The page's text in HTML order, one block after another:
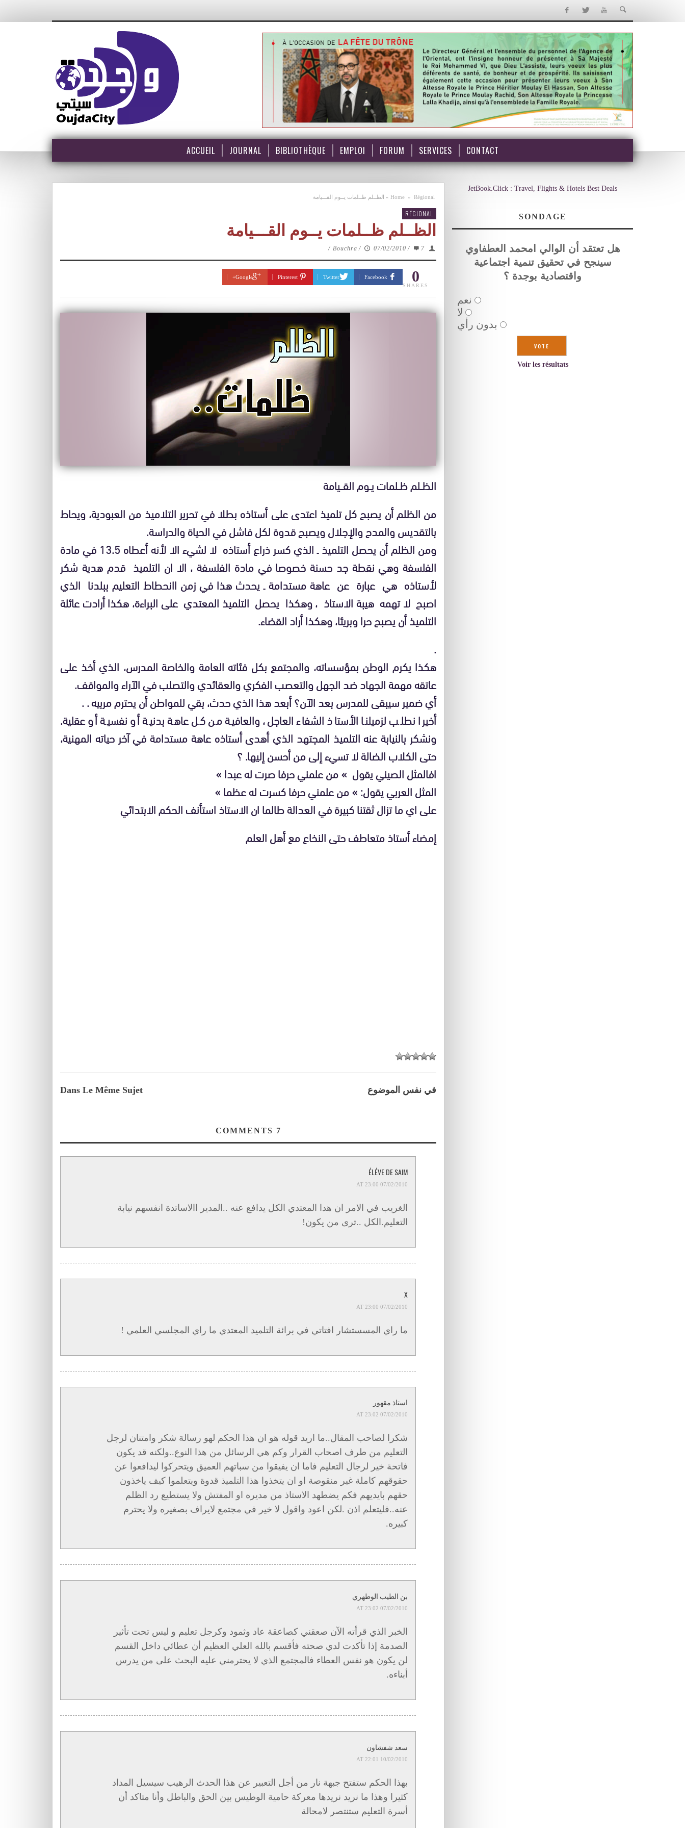
ACCUEIL JOURNAL BIBLIOTHÈQUE EMPLOI FORUM SERVICES CONTACT
Home » Régional
» الظــلم ظــلمات يــوم القـــيامة
RÉGIONAL
الظــلم ظــلمات يــوم القـــيامة
Bouchra / 07/02/2010 / 7
/
0
SHARES
Facebook
Twitter
Pinterest
Google+
الظــلم ظــلمات يــوم القـــيامة
من الظلم أن يصبح كل تلميذ اعتدى على أستاذه بطلا في تحرير التلاميذ من العبودية، ويحاط
بالتقديس والمدح والإجلال ويصبح قدوة لكل فاشل في الحياة والدراسة.
ومن الظلم أن يحصل التلميذ ـ الذي كسر ذراع أستاذه لا لشيء الا لأنه أعطاه 13.5 في مادة
الفلسفة وهي نقطة جد حسنة خصوصا في مادة الفلسفة ، الا ان التلميذ قدم هدية شكر
لأستاذه هي عبارة عن عاهة مستدامة ـ يحدث هذا في زمن اانحطاط التعليم ببلدنا الذي
اصبح لا تهمه هيبة الاستاذ ، وهكذا يحصل التلميذ المعتدي على البراءة، هكذا أرادت عائلة
التلميذ أن يصبح حرا وبريئا، وهكذا أراد القضاء.
.
هكذا يكرم الوطن بمؤسساته، والمجتمع بكل فئاته العامة والخاصة المدرس، الذي أخذ على
عاتقه مهمة الجهاد ضد الجهل والتعصب الفكري والعقائدي والتصلب في الآراء والمواقف.
أي ضمير سيبقى للمدرس بعد الآن؟ أبعد هذا الذي حدث، بقي للمواطن أن يحترم مربيه . .
أخيرا نطلب لزميلنا الأستاذ الشفاء العاجل، والعافية من كل عاهة بدنية أو نفسية أو عقلية.
ونشكر بالنيابة عنه التلميذ المجتهد الذي أهدى أستاذه عاهة مستدامة في آخر حياته المهنية،
حتى الكلاب الضالة لا تسيء إلى من أحسن إليها. ؟
افالمثل الصيني يقول » من علمني حرفا صرت له عبدا »
المثل العربي يقول: » من علمني حرفا كسرت له عظما »
على اي ما تزال ثقتنا كبيرة في العدالة طالما ان الاستاذ استأنف الحكم الابتدائي
إمضاء أستاذ متعاطف حتى النخاع مع أهل العلم
Dans Le Même Sujet في نفس الموضوع
7
ÉLÉVE DE SAIM
07/02/2010 AT 23:00
الغريب في الامر ان هدا المعتدي الكل يدافع عنه ..المدير االاساتدة انفسهم نيابة
التعليم.الكل ..ترى من يكون!
X
07/02/2010 AT 23:00
ما راي المسستشار افتاتي في برائة التلميد المعتدي ما راي المجلسي العلمي !
استاذ مقهور
07/02/2010 AT 23:02
شكرا لصاحب المقال..ما اريد قوله هو ان هذا الحكم لهو رسالة شكر وامتنان لرجل
التعليم من طرف اصحاب القرار وكم هي الرسائل من هذا النوع..ولكنه قد يكون
فاتحة خير لرجال التعليم فاما ان يفيقوا من سباتهم العميق ويتحركوا ليدافعوا عن
حقوقهم كاملة غير منقوصة او ان يتخذوا هذا التلميذ قدوة ويتعلموا كيف ياخذون
حقهم بايديهم فكم يضطهد الاستاذ من مديره او المفتش ولا يستطيع رد الظلم
عنه..فليتعلم اذن .لكن اعود واقول لا خير في مجتمع لايراف بصغيره ولا يحترم
كبيره.
بن الطيب الوطهري
07/02/2010 AT 23:02
الخبر الذي قرأته الآن صعقني كصاعقة عاد وثمود وكرجل تعليم و ليس تحت تأثير
الصدمة إذا تأكدت لدي صحته فأقسم بالله العلي العظيم أن عطائي داخل القسم
لن يكون هو نفس العطاء فالمجتمع الذي لا يحترمني عليه البحث على من يدرس
أبناءه.
سعد شفشاون
10/02/2010 AT 22:01
بهذا الحكم ستفتح جبهة نار من أجل التعبير عن هذا الحدث الرهيب سيسيل المداد
كثيرا وهذا ما نريد نريدها معركة حامية الوطيس بين الحق والباطل وأنا متاكد أن
أسرة التعليم ستنتصر لامحالة
JetBook.Click : Travel, Flights & Hotels Best Deals
SONDAGE
هل تعتقد أن الوالي امحمد العطفاوي
سينجح في تحقيق تنمية اجتماعية
واقتصادية بوجدة ؟
نعم
لا
بدون رأي
Voir les résultats